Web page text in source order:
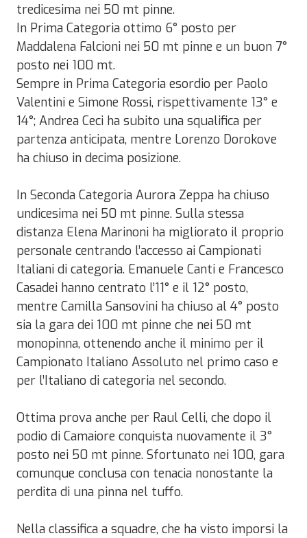
tredicesima nei 50 mt pinne.
In Prima Categoria ottimo 6° posto per
Maddalena Falcioni nei 50 mt pinne e un buon 7°
posto nei 100 mt.
Sempre in Prima Categoria esordio per Paolo
Valentini e Simone Rossi, rispettivamente 13° e
14°; Andrea Ceci ha subito una squalifica per
partenza anticipata, mentre Lorenzo Dorokove
ha chiuso in decima posizione.
In Seconda Categoria Aurora Zeppa ha chiuso
undicesima nei 50 mt pinne. Sulla stessa
distanza Elena Marinoni ha migliorato il proprio
personale centrando l’accesso ai Campionati
Italiani di categoria. Emanuele Canti e Francesco
Casadei hanno centrato l’11° e il 12° posto,
mentre Camilla Sansovini ha chiuso al 4° posto
sia la gara dei 100 mt pinne che nei 50 mt
monopinna, ottenendo anche il minimo per il
Campionato Italiano Assoluto nel primo caso e
per l’Italiano di categoria nel secondo.
Ottima prova anche per Raul Celli, che dopo il
podio di Camaiore conquista nuovamente il 3°
posto nei 50 mt pinne. Sfortunato nei 100, gara
comunque conclusa con tenacia nonostante la
perdita di una pinna nel tuffo.
Nella classifica a squadre, che ha visto imporsi la